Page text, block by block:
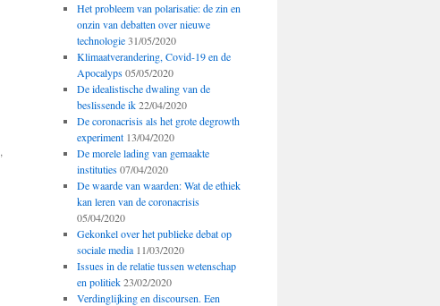
,
Het probleem van polarisatie: de zin en
onzin van debatten over nieuwe
technologie 31/05/2020
Klimaatverandering, Covid-19 en de
Apocalyps 05/05/2020
De idealistische dwaling van de
beslissende ik 22/04/2020
De coronacrisis als het grote degrowth
experiment 13/04/2020
De morele lading van gemaakte
instituties 07/04/2020
De waarde van waarden: Wat de ethiek
kan leren van de coronacrisis
05/04/2020
Gekonkel over het publieke debat op
sociale media 11/03/2020
Issues in de relatie tussen wetenschap
en politiek 23/02/2020
Verdinglijking en discoursen. Een